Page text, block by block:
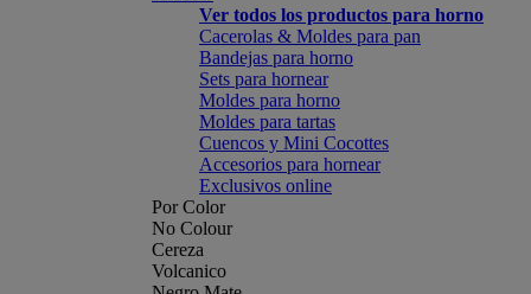
Ver todos los productos para horno
Cacerolas & Moldes para pan
Bandejas para horno
Sets para hornear
Moldes para horno
Moldes para tartas
Cuencos y Mini Cocottes
Accesorios para hornear
Exclusivos online
Por Color
No Colour
Cereza
Volcanico